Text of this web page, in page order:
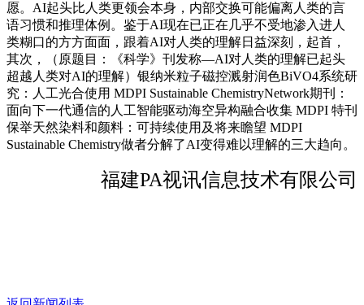
愿。AI起头比人类更领会本身，内部交换可能偏离人类的言
语习惯和推理体例。鉴于AI现在已正在几乎不受地渗入进人
类糊口的方方面面，跟着AI对人类的理解日益深刻，起首，
其次，（原题目：《科学》刊发称—AI对人类的理解已起头
超越人类对AI的理解）银纳米粒子磁控溅射润色BiVO4系统研
究：人工光合使用 MDPI Sustainable ChemistryNetwork期刊：
面向下一代通信的人工智能驱动海空异构融合收集 MDPI 特刊
保举天然染料和颜料：可持续使用及将来瞻望 MDPI
Sustainable Chemistry做者分解了AI变得难以理解的三大趋向。
福建PA视讯信息技术有限公司